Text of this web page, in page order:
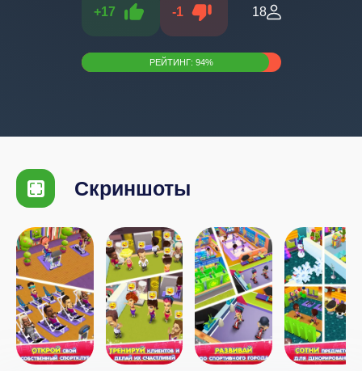
+17 -1 18
РЕЙТИНГ: 94%
Скриншоты